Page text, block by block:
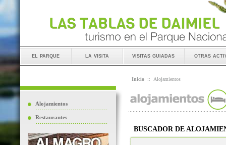
el parque la visita visitas guiadas otras
Alojamientos
Restaurantes
Inicio :: Alojamientos
BUSCADOR DE